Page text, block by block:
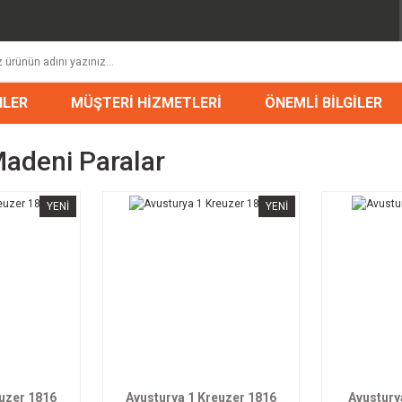
MÜŞTERİ HİZMETLERİ ÖNEMLİ BİLGİLER
Paralar
YENİ
1816
YENİ
Avusturya 1 Kreuzer 1816